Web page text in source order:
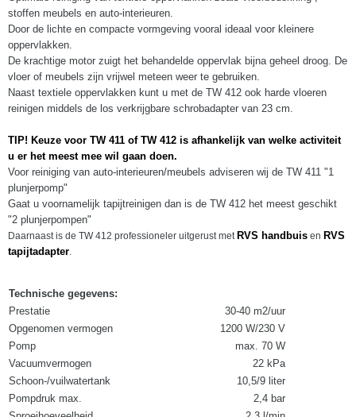
stoffen meubels en auto-interieuren.
Door de lichte en compacte vormgeving vooral ideaal voor kleinere
oppervlakken.
De krachtige motor zuigt het behandelde oppervlak bijna geheel droog. De
vloer of meubels zijn vrijwel meteen weer te gebruiken.
Naast textiele oppervlakken kunt u met de TW 412 ook harde vloeren
reinigen middels de los verkrijgbare schrobadapter van 23 cm.
TIP! Keuze voor TW 411 of TW 412 is afhankelijk van welke activiteit
u er het meest mee wil gaan doen.
Voor reiniging van auto-interieuren/meubels adviseren wij de TW 411 "1
plunjerpomp"
Gaat u voornamelijk tapijtreinigen dan is de TW 412 het meest geschikt
"2 plunjerpompen"
Daarnaast is de TW 412 professioneler uitgerust met RVS handbuis en RVS
tapijtadapter.
Technische gegevens:
Prestatie
30-40 m2/uur
Opgenomen vermogen
1200 W/230 V
Pomp
max. 70 W
Vacuumvermogen
22 kPa
Schoon-/vuilwatertank
10,5/9 liter
Pompdruk max.
2,4 bar